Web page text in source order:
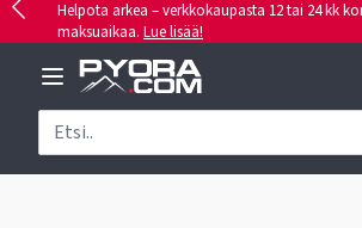
Helpota arkea – verkkokaupasta 12 tai 24 kk
maksuaikaa. Lue lisää!